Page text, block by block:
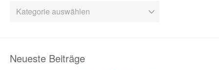
Kategorien
Neueste Beiträge